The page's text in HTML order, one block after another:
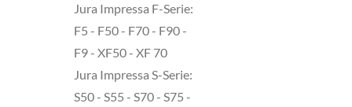
Jura Impressa F-Serie:
F5 - F50 - F70 - F90 -
F9 - XF50 - XF 70
Jura Impressa S-Serie:
S50 - S55 - S70 - S75 -